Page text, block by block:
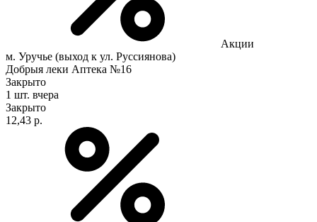
Акции
м. Уручье (выход к ул. Руссиянова)
Добрыя леки Аптека №16
Закрыто
1 шт. вчера
Закрыто
12,43 р.